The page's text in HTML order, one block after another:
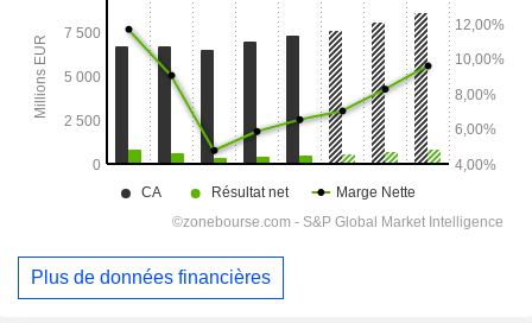
Plus de données financières